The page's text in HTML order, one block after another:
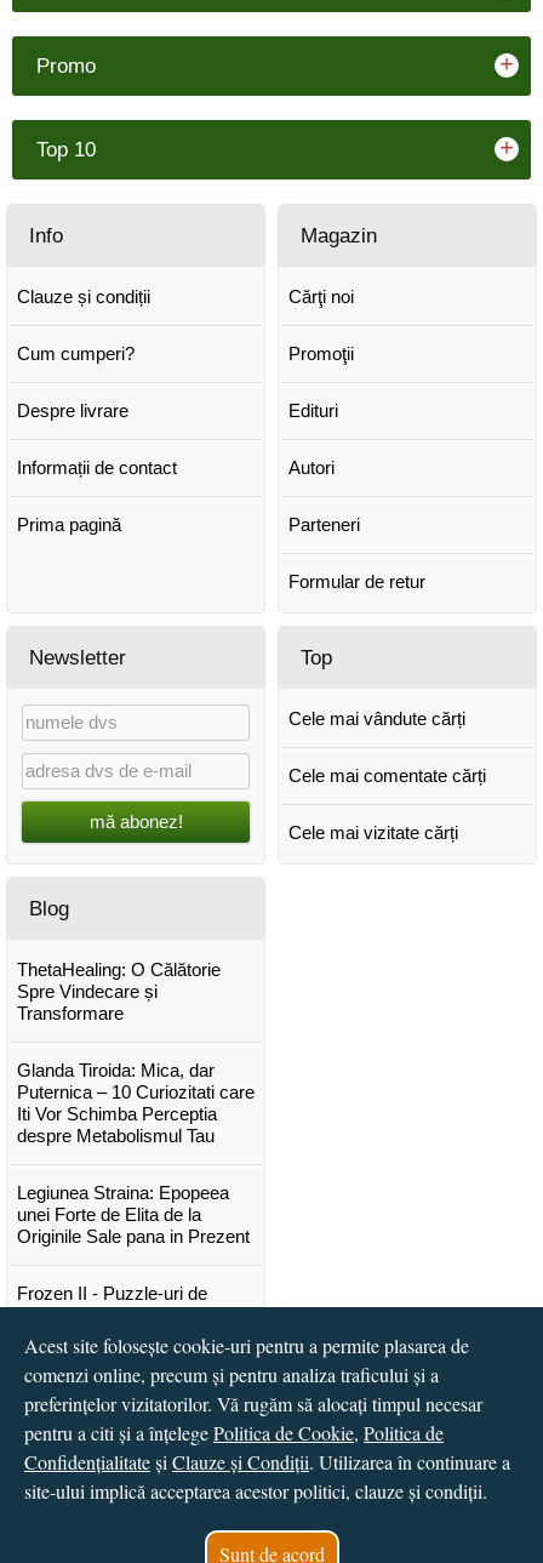
Promo +
Top 10 +
Info
Clauze și condiții
Cum cumperi?
Despre livrare
Informații de contact
Prima pagină
Magazin
Cărţi noi
Promoţii
Edituri
Autori
Parteneri
Formular de retur
Newsletter
mă abonez!
Top
Cele mai vândute cărți
Cele mai comentate cărți
Cele mai vizitate cărți
Blog
ThetaHealing: O Călătorie
Spre Vindecare și
Transformare
Glanda Tiroida: Mica, dar
Puternica – 10 Curiozitati care
Iti Vor Schimba Perceptia
despre Metabolismul Tau
Legiunea Straina: Epopeea
unei Forte de Elita de la
Originile Sale pana in Prezent
Frozen II - Puzzle-uri de
Lansare "Portocalele verzi" de
Vitali Cipileaga
...toate știrile
© 2016 - 2026S.C. CCN Books SRL
Vital Soft
Acest site folosește cookie-uri pentru a permite plasarea de
comenzi online, precum și pentru analiza traficului și a
preferințelor vizitatorilor. Vă rugăm să alocați timpul necesar
pentru a citi și a înțelegePolitica de Cookie, Politica de
Confidențialitateși Clauze și Condiții. Utilizarea în continuare a
site-ului implică acceptarea acestor politici, clauze și condiții.
Sunt de acord